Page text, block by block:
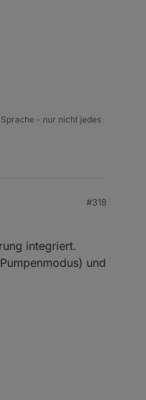
- nur nicht jedes
#318
integriert.
und